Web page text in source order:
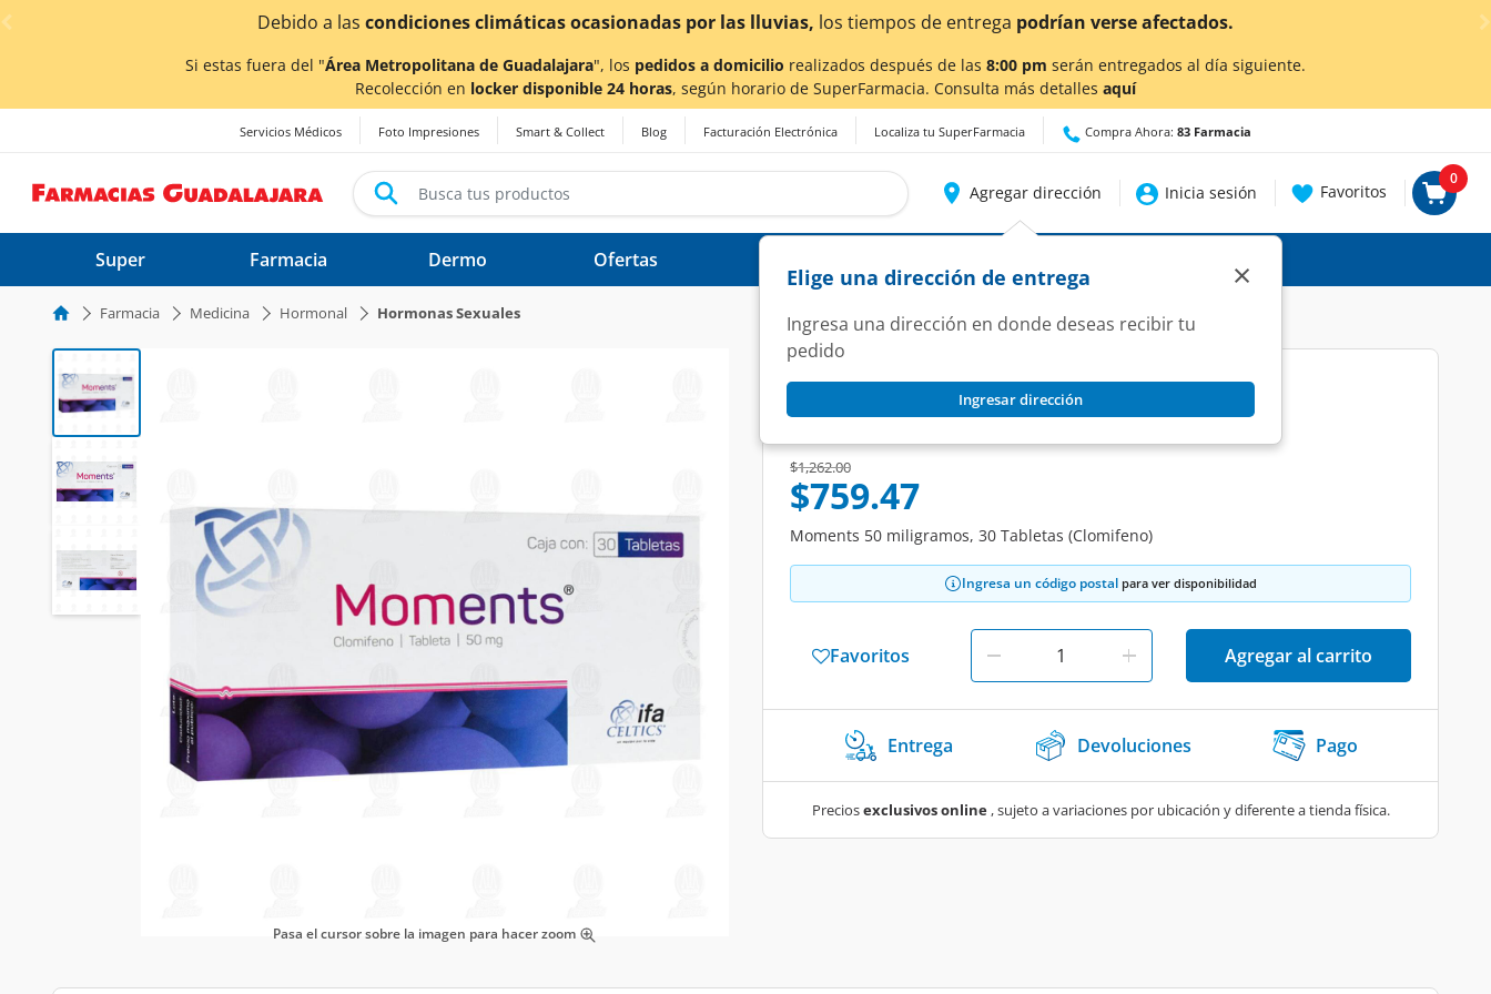
< div class="carousel-inner"> ¡Ahora también en Aguascalientes!Daclic aquípara conocer detalles.
Si estas fuera del "Área Metropolitana de Guadalajara", los pedidos a domicilio realizados después de las 8:00 pm serán entregados al día siguiente.
Recolección en locker disponible 24 horas, según horario de SuperFarmacia. Consulta más detalles aquí
Servicios Médicos Foto Impresiones Smart & Collect Blog Facturación Electrónica Localiza tu SuperFarmacia Compra Ahora: 83 Farmacia
Agregar dirección
Elige una dirección de entrega
Ingresa una dirección en donde deseas recibir tu
pedido
Ingresar dirección
×
Inicia sesión Favoritos
0
Super Farmacia Dermo Ofertas
Farmacia Medicina Hormonal Hormonas Sexuales
Pasa el cursor sobre la imagen para hacer zoom
MOMENTS
Moments 50 mg, 30 Tabletas.
Price reduced from
$1,262.00to
$759.47
Moments 50 miligramos, 30 Tabletas (Clomifeno)
Ingresa un código postal para ver disponibilidad
Favoritos Agregar al carrito
Entrega Devoluciones Pago
Preciosexclusivos online, sujeto a variaciones por ubicación y diferente a tienda física.